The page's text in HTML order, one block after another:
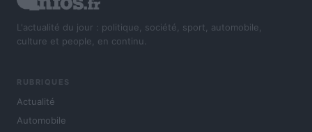
L'actualité du jour : politique, société, sport, automobile,
culture et people, en continu.
RUBRIQUES
Actualité
Automobile